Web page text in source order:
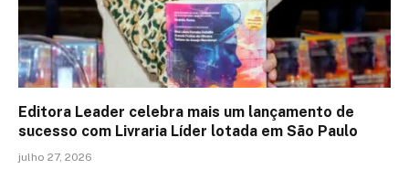
Editora Leader celebra mais um lançamento de
sucesso com Livraria Líder lotada em São Paulo
julho 27, 2026